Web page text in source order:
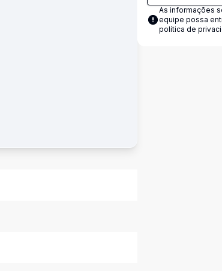
As informações
equipe possa
política de